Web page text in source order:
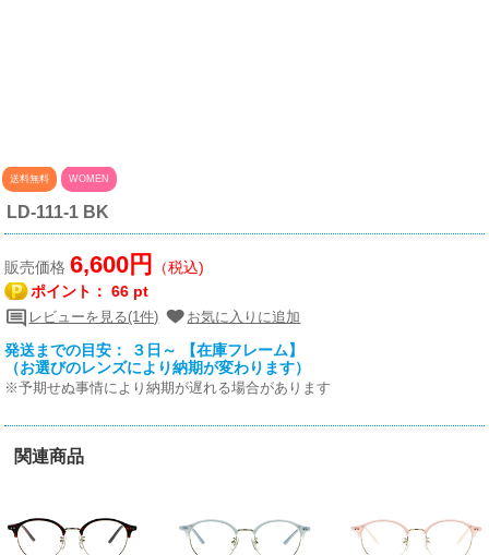
送料無料 WOMEN
LD-111-1 BK
販売価格6,600円
（税込)
ポイント：66 pt
レビューを見る(1件) お気に入りに追加
発送までの目安： ３日～ 【在庫フレーム】
（お選びのレンズにより納期が変わります）
※予期せぬ事情により納期が遅れる場合があります
関連商品